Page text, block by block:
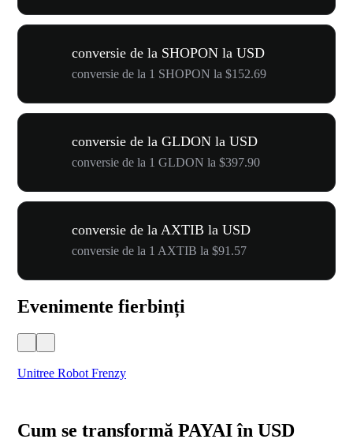
conversie de la SHOPON la USD
conversie de la 1 SHOPON la $152.69
conversie de la GLDON la USD
conversie de la 1 GLDON la $397.90
conversie de la AXTIB la USD
conversie de la 1 AXTIB la $91.57
Evenimente fierbinți
Unitree Robot Frenzy
Cum se transformă PAYAI în USD